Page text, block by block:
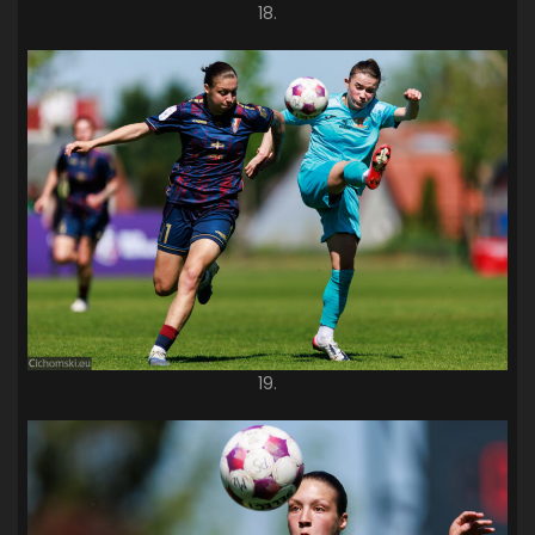
18.
19.